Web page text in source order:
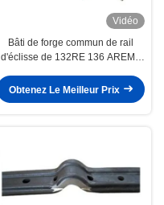
Vidéo
Bâti de forge commun de rail
d'éclisse de 132RE 136 AREMA
Obtenez Le Meilleur Prix